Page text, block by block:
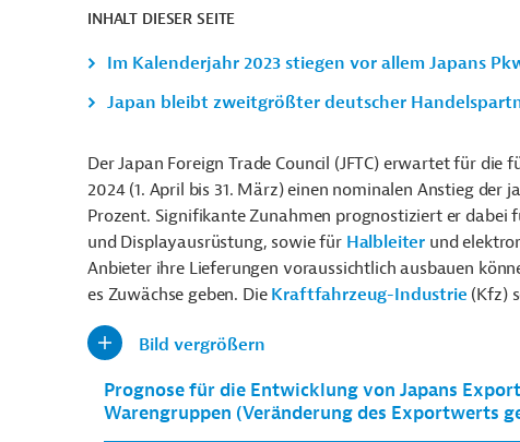
INHALT DIESER SEITE
Im Kalenderjahr 2023 stiegen vor allem Japans
Japan bleibt zweitgrößter deutscher
Der Japan Foreign Trade Council (JFTC) erwartet für
2024 (1. April bis 31. März) einen nominalen Anstieg der
Prozent. Signifikante Zunahmen prognostiziert er dabei
und Displayausrüstung, sowie für Halbleiter und
Anbieter ihre Lieferungen voraussichtlich ausbauen
es Zuwächse geben. Die Kraftfahrzeug-Industrie (Kfz)
Bild vergrößern